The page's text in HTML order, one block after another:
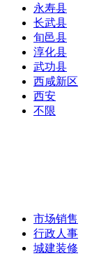
永寿县
长武县
旬邑县
淳化县
武功县
西咸新区
西安
不限
市场销售
行政人事
城建装修